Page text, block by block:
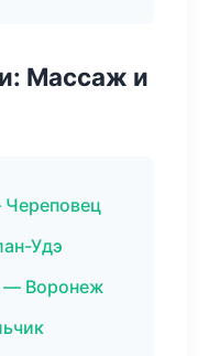
Массаж и
Череповец
Удэ
— Воронеж